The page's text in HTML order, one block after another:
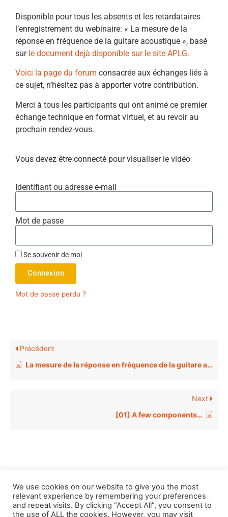
Disponible pour tous les absents et les retardataires
l’enregistrement du webinaire: « La mesure de la
réponse en fréquence de la guitare acoustique », basé
sur le document dejà disponible sur le site APLG.
Voici la page du forum consacrée aux échanges liés à
ce sujet, n’hésitez pas à apporter votre contribution.
Merci à tous les participants qui ont animé ce premier
échange technique en format virtuel, et au revoir au
prochain rendez-vous.
Vous devez être connecté pour visualiser le vidéo
Identifiant ou adresse e-mail
Mot de passe
Se souvenir de moi
Connexion
Mot de passe perdu ?
Précédent
La mesure de la réponse en fréquence de la guitare acoustique
Next
[01] A few components…
We use cookies on our website to give you the most
relevant experience by remembering your preferences
and repeat visits. By clicking “Accept All”, you consent to
the use of ALL the cookies. However, you may visit